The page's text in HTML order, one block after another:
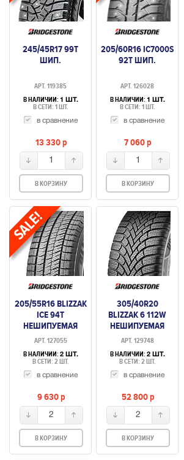
245/45R17 99T
ШИП.
АРТ. 119385
В НАЛИЧИИ: 1 ШТ.
В СЕТИ: 1 ШТ.
в сравнение
13 330p
1
В КОРЗИНУ
205/60R16 IC7000S
92T ШИП.
АРТ. 126028
В НАЛИЧИИ: 1 ШТ.
В СЕТИ: 1 ШТ.
в сравнение
7 060p
1
В КОРЗИНУ
205/55R16 BLIZZAK
ICE 94T
НЕШИПУЕМАЯ
АРТ. 127055
В НАЛИЧИИ: 2 ШТ.
В СЕТИ: 2 ШТ.
в сравнение
9 630p
2
В КОРЗИНУ
305/40R20
BLIZZAK 6 112W
НЕШИПУЕМАЯ
АРТ. 129748
В НАЛИЧИИ: 2 ШТ.
В СЕТИ: 2 ШТ.
в сравнение
52 800p
2
В КОРЗИНУ